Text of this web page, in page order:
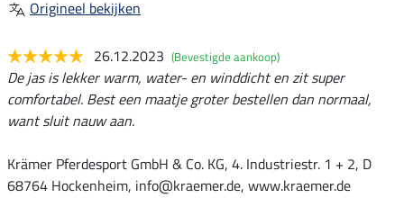
Origineel bekijken
26.12.2023 (Bevestigde aankoop)
De jas is lekker warm, water- en winddicht en zit super
comfortabel. Best een maatje groter bestellen dan normaal,
want sluit nauw aan.
Krämer Pferdesport GmbH & Co. KG, 4. Industriestr. 1 + 2, D
68764 Hockenheim, info@kraemer.de, www.kraemer.de